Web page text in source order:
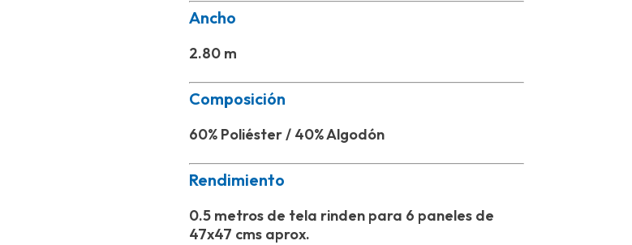
Ancho
2.80 m
Composición
60% Poliéster / 40% Algodón
Rendimiento
0.5 metros de tela rinden para 6 paneles de
47x47 cms aprox.